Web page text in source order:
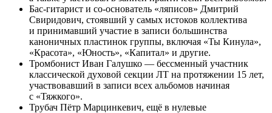
Бас-гитарист и со-основатель «ляписов» Дмитрий
Свиридович, стоявший у самых истоков коллектива
и принимавший участие в записи большинства
каноничных пластинок группы, включая «Ты Кинула»,
«Красота», «Юность», «Капитал» и другие.
Тромбонист Иван Галушко — бессменный участник
классической духовой секции ЛТ на протяжении 15 лет,
участвовавший в записи всех альбомов начиная
с «Тяжкого».
Трубач Пётр Марцинкевич, ещё в нулевые